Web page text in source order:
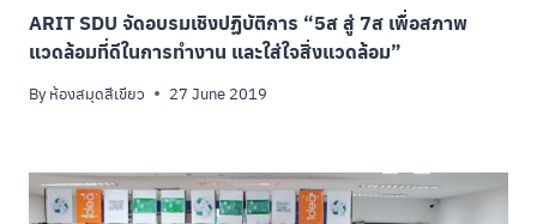
ARIT SDU จัดอบรมเชิงปฏิบัติการ “5ส สู่ 7ส เพื่อสภาพ
แวดล้อมที่ดีในการทำงาน และใส่ใจสิ่งแวดล้อม”
By ห้องสมุดสีเขียว 27 June 2019